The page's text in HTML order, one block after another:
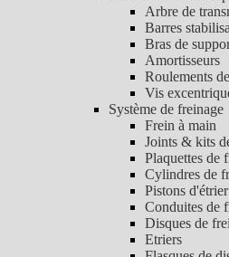
Arbre de
Barres
Bras de
Amortisseurs
Roulements
Vis
Système de freinage
Frein à main
Joints & kits
Plaquettes de
Cylindres de
Pistons d'étrier
Conduites de
Disques de
Etriers